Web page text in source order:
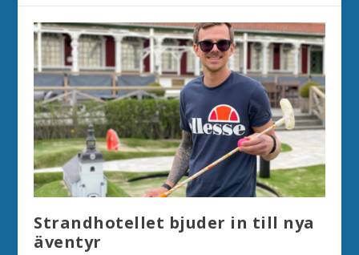
Strandhotellet bjuder in till nya
äventyr